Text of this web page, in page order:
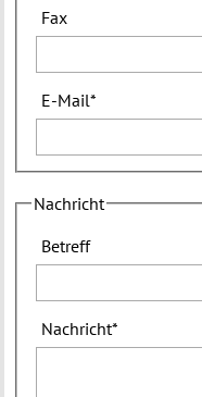
Fax
E-Mail*
Nachricht
Betreff
Nachricht*